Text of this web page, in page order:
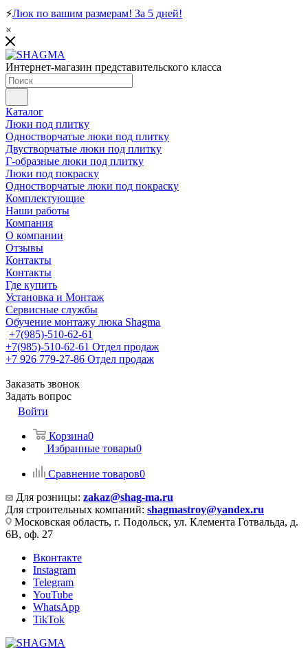
⚡Люк по вашим размерам! За 5 дней!
×
Интернет-магазин представительского класса
Каталог
Люки под плитку
Одностворчатые люки под плитку
Двустворчатые люки под плитку
Г-образные люки под плитку
Люки под покраску
Одностворчатые люки под покраску
Комплектующие
Наши работы
Компания
О компании
Отзывы
Контакты
Контакты
Где купить
Установка и Монтаж
Сервисные службы
Обучение монтажу люка Shagma
+7(985)-510-62-61
+7(985)-510-62-61 Отдел продаж
‪+7 926 779-27-86‬ Отдел продаж
Заказать звонок
Задать вопрос
Войти
Корзина0
Избранные товары0
Сравнение товаров0
Для розницы: zakaz@shag-ma.ru
Для строительных компаний: shagmastroy@yandex.ru
Московская область, г. Подольск, ул. Клемента Готвальда, д.
6В, оф. 27
Вконтакте
Instagram
Telegram
YouTube
WhatsApp
TikTok